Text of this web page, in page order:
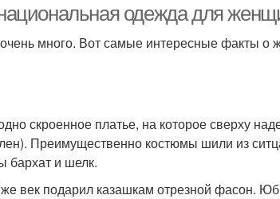
одежда для
много. Вот самые интересные факты о
скроенное платье, на которое сверху
Преимущественно костюмы шили из
бархат и шелк.
век подарил казашкам отрезной фасон.